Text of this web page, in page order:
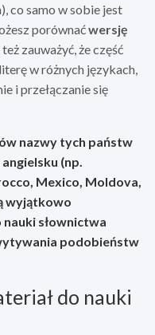
co samo w sobie jest
porównaćwersję
też zauważyć, że część
w różnych językach,
i przełączanie się
nazwy tych państw
(np.
Mexico, Moldova,
wyjątkowo
słownictwa
podobieństw
do nauki